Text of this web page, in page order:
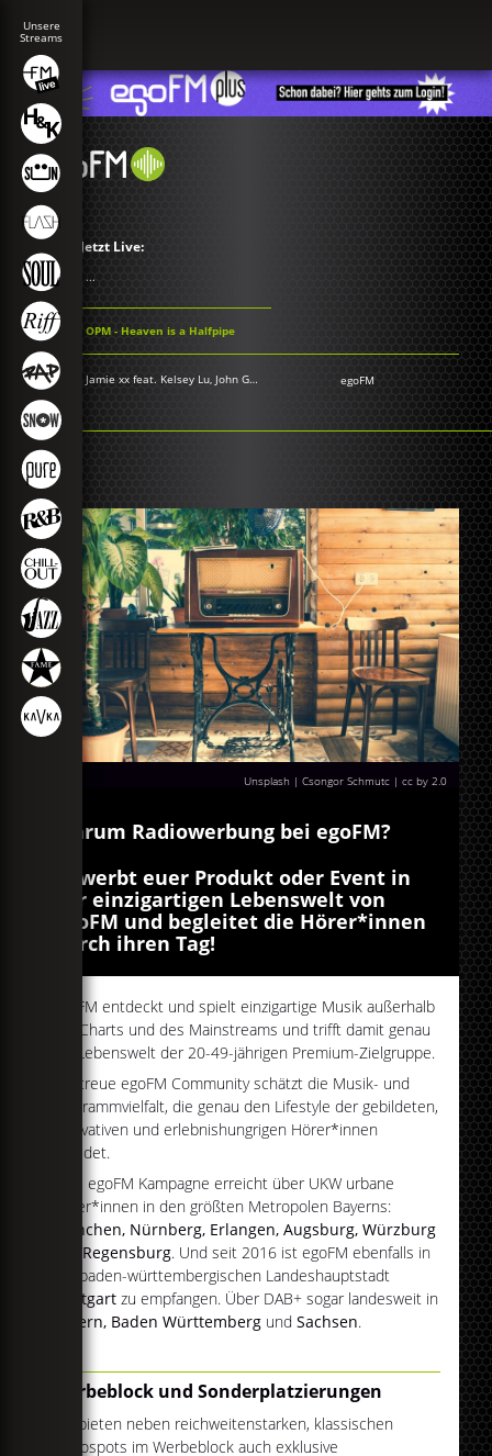
Jetzt Live:
...
OPM - Heaven is a Halfpipe
Jamie xx feat. Kelsey Lu, John Glacier & Panda Bear - Dafodil egoFM
Unsplash | Csongor Schmutc | cc by 2.0
Warum Radiowerbung bei egoFM?
Bewerbt euer Produkt oder Event in
der einzigartigen Lebenswelt von
egoFM und begleitet die Hörer*innen
durch ihren Tag!
egoFM entdeckt und spielt einzigartige Musik außerhalb
der Charts und des Mainstreams und trifft damit genau
die Lebenswelt der 20-49-jährigen Premium-Zielgruppe.
Die treue egoFM Community schätzt die Musik- und
Programmvielfalt, die genau den Lifestyle der gebildeten,
innovativen und erlebnishungrigen Hörer*innen
abbildet.
Eure egoFM Kampagne erreicht über UKW urbane
Hörer*innen in den größten Metropolen Bayerns:
München, Nürnberg, Erlangen, Augsburg, Würzburg
Regensburg. Und seit 2016 ist egoFM ebenfalls in
der baden-württembergischen Landeshauptstadt
Stuttgart zu empfangen. Über DAB+ sogar landesweit in
Bayern, Baden Württemberg undSachsen.
Werbeblock und Sonderplatzierungen
Wir bieten neben reichweitenstarken, klassischen
Radiospots im Werbeblock auch exklusive